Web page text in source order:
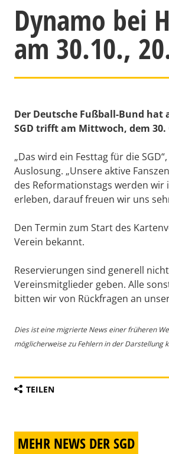
Dynamo bei
am 30.10.,
Der Deutsche Fußball-Bund hat
SGD trifft am Mittwoch, dem
„Das wird ein Festtag für die
Auslosung. „Unsere aktive
des Reformationstags werden
erleben, darauf freuen wir uns
Den Termin zum Start des
Verein bekannt.
Reservierungen sind generell
Vereinsmitglieder geben. Alle
bitten wir von Rückfragen an
Dies ist eine migrierte News einer früheren
möglicherweise zu Fehlern in der Darstellung
TEILEN
MEHR NEWS DER SGD